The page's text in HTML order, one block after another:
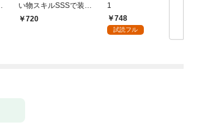
い物スキルSSSで装備
無双 ～買ったモノを
720
1
748
試読フル